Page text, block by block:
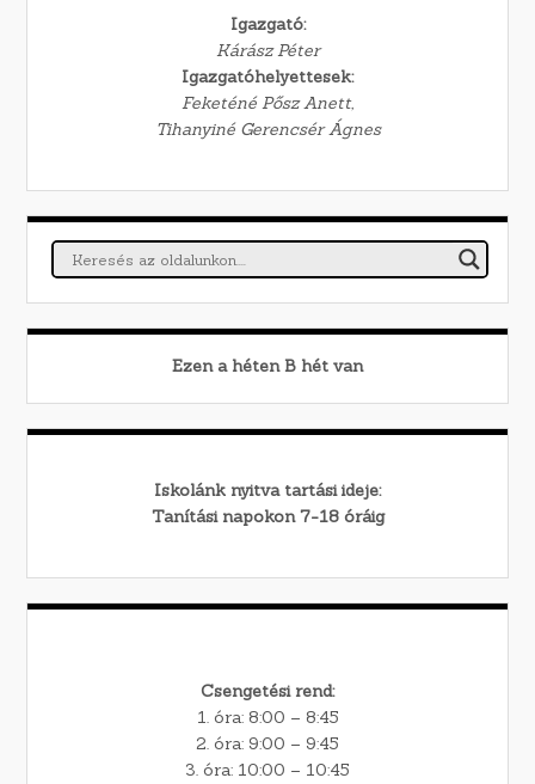
Igazgató:
Kárász Péter
Igazgatóhelyettesek:
Feketéné Pősz Anett,
Tihanyiné Gerencsér Ágnes
Ezen a héten B hét van
Iskolánk nyitva tartási ideje:
Tanítási napokon 7-18 óráig
Csengetési rend:
1. óra: 8:00 – 8:45
2. óra: 9:00 – 9:45
3. óra: 10:00 – 10:45